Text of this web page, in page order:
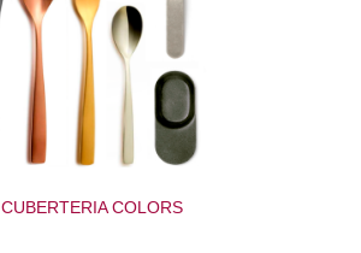
CUBERTERIA COLORS